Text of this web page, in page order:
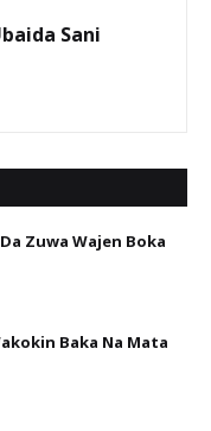
Sani
Zuwa Wajen Boka
Baka Na Mata